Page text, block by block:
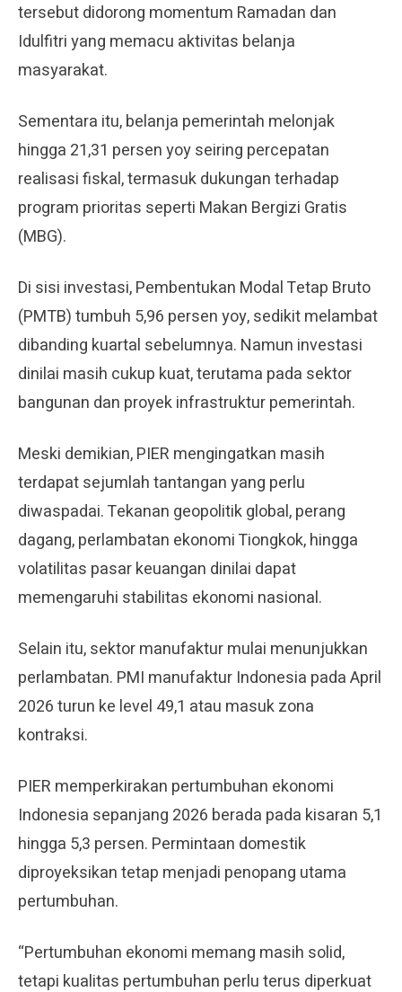
tersebut didorong momentum Ramadan dan
Idulfitri yang memacu aktivitas belanja
masyarakat.
Sementara itu, belanja pemerintah melonjak
hingga 21,31 persen yoy seiring percepatan
realisasi fiskal, termasuk dukungan terhadap
program prioritas seperti Makan Bergizi Gratis
(MBG).
Di sisi investasi, Pembentukan Modal Tetap Bruto
(PMTB) tumbuh 5,96 persen yoy, sedikit melambat
dibanding kuartal sebelumnya. Namun investasi
dinilai masih cukup kuat, terutama pada sektor
bangunan dan proyek infrastruktur pemerintah.
Meski demikian, PIER mengingatkan masih
terdapat sejumlah tantangan yang perlu
diwaspadai. Tekanan geopolitik global, perang
dagang, perlambatan ekonomi Tiongkok, hingga
volatilitas pasar keuangan dinilai dapat
memengaruhi stabilitas ekonomi nasional.
Selain itu, sektor manufaktur mulai menunjukkan
perlambatan. PMI manufaktur Indonesia pada April
2026 turun ke level 49,1 atau masuk zona
kontraksi.
PIER memperkirakan pertumbuhan ekonomi
Indonesia sepanjang 2026 berada pada kisaran 5,1
hingga 5,3 persen. Permintaan domestik
diproyeksikan tetap menjadi penopang utama
pertumbuhan.
“Pertumbuhan ekonomi memang masih solid,
tetapi kualitas pertumbuhan perlu terus diperkuat